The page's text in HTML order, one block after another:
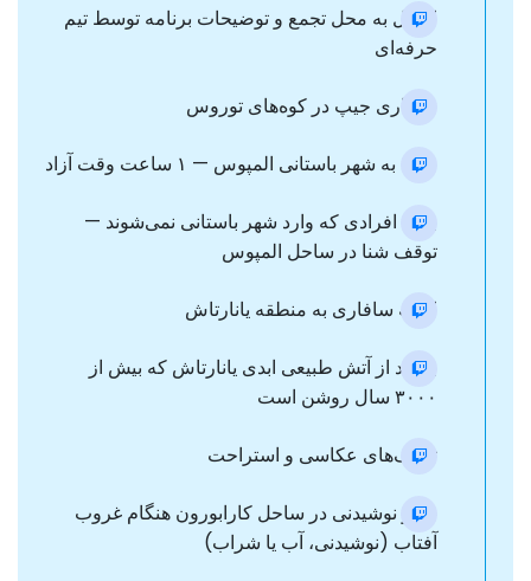
انتقال به محل تجمع و توضیحات برنامه توسط تیم
حرفه‌ای
سافاری جیپ در کوه‌های توروس
ورود به شهر باستانی المپوس — ۱ ساعت وقت آزاد
برای افرادی که وارد شهر باستانی نمی‌شوند —
توقف شنا در ساحل المپوس
ادامه سافاری به منطقه یانارتاش
بازدید از آتش طبیعی ابدی یانارتاش که بیش از
۳۰۰۰ سال روشن است
توقف‌های عکاسی و استراحت
سرو نوشیدنی در ساحل کارابورون هنگام غروب
آفتاب (نوشیدنی، آب یا شراب)